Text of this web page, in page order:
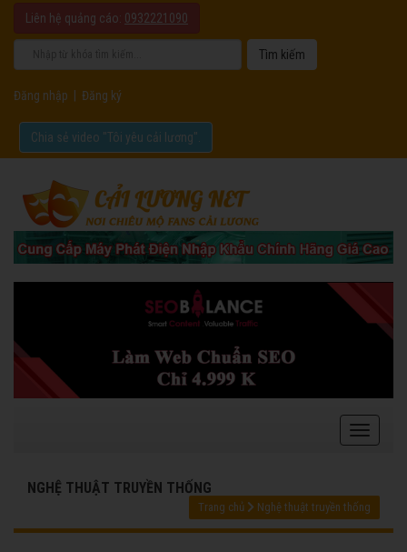
Liên hệ quảng cáo: 0932221090
Đăng nhập Đăng ký
Chia sẻ video "Tôi yêu cải lương".
NGHỆ THUẬT TRUYỀN THỐNG
Trang chủ Nghệ thuật truyền thống